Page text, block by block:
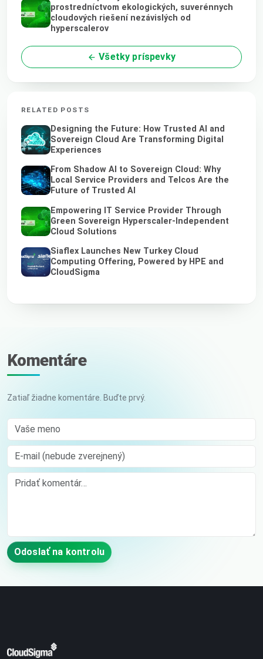
prostredníctvom ekologických, suverénnych
cloudových riešení nezávislých od
hyperscalerov
Všetky príspevky
RELATED POSTS
Designing the Future: How Trusted AI and
Sovereign Cloud Are Transforming Digital
Experiences
From Shadow AI to Sovereign Cloud: Why
Local Service Providers and Telcos Are the
Future of Trusted AI
Empowering IT Service Provider Through
Green Sovereign Hyperscaler-Independent
Cloud Solutions
Siaflex Launches New Turkey Cloud
Computing Offering, Powered by HPE and
CloudSigma
Komentáre
Zatiaľ žiadne komentáre. Buďte prvý.
Vaše meno
E-mail (nebude zverejnený)
Comment
Odoslať na kontrolu